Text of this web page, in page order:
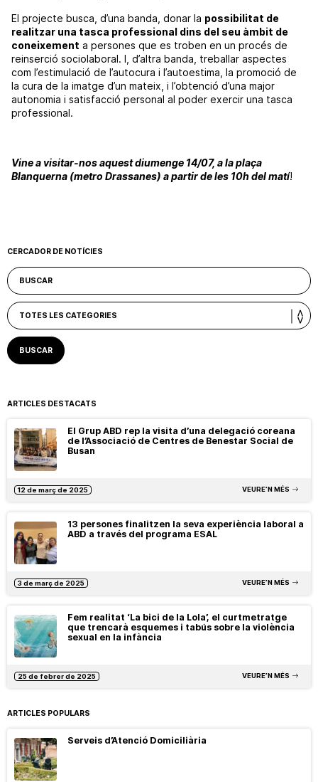
El projecte busca, d’una banda, donar la possibilitat de
realitzar una tasca professional dins del seu àmbit de
coneixement a persones que es troben en un procés de
reinserció sociolaboral. I, d’altra banda, treballar aspectes
com l’estimulació de l’autocura i l’autoestima, la promoció de
la cura de la imatge d’un mateix, i l’obtenció d’una major
autonomia i satisfacció personal al poder exercir una tasca
professional.
Vine a visitar-nos aquest diumenge 14/07, a la plaça
Blanquerna (metro Drassanes) a partir de les 10h del matí!
CERCADOR DE NOTÍCIES
ARTICLES DESTACATS
El Grup ABD rep la visita d’una delegació coreana
de l’Associació de Centres de Benestar Social de
Busan
12 de març de 2025 VEURE’N MÉS
13 persones finalitzen la seva experiència laboral a
ABD a través del programa ESAL
3 de març de 2025 VEURE’N MÉS
Fem realitat ‘La bici de la Lola’, el curtmetratge
que trencarà esquemes i tabús sobre la violència
sexual en la infància
25 de febrer de 2025 VEURE’N MÉS
ARTICLES POPULARS
Serveis d’Atenció Domiciliària